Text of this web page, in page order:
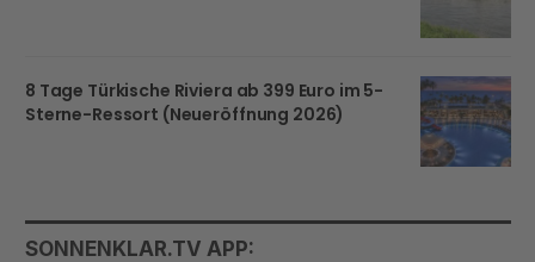
8 Tage Türkische Riviera ab 399 Euro im 5-
Sterne-Ressort (Neueröffnung 2026)
SONNENKLAR.TV APP: